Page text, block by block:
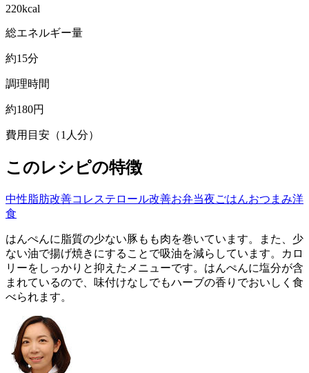
220kcal
総エネルギー量
約15分
調理時間
約180円
費用目安（1人分）
このレシピの特徴
中性脂肪改善コレステロール改善お弁当夜ごはんおつまみ洋
食
はんぺんに脂質の少ない豚もも肉を巻いています。また、少
ない油で揚げ焼きにすることで吸油を減らしています。カロ
リーをしっかりと抑えたメニューです。はんぺんに塩分が含
まれているので、味付けなしでもハーブの香りでおいしく食
べられます。